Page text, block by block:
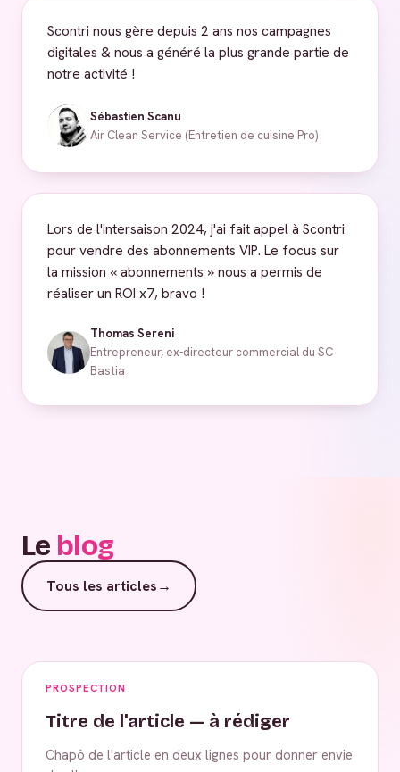
Scontri nous gère depuis 2 ans nos campagnes
digitales & nous a généré la plus grande partie de
notre activité !
Sébastien Scanu
Air Clean Service (Entretien de cuisine Pro)
Lors de l'intersaison 2024, j'ai fait appel à Scontri
pour vendre des abonnements VIP. Le focus sur
la mission « abonnements » nous a permis de
réaliser un ROI x7, bravo !
Thomas Sereni
Entrepreneur, ex-directeur commercial du SC
Bastia
Le blog
Tous les articles→
PROSPECTION
Titre de l'article — à rédiger
Chapô de l'article en deux lignes pour donner envie